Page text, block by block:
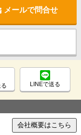
メールで問合せ
LINEで送る
会社概要はこちら